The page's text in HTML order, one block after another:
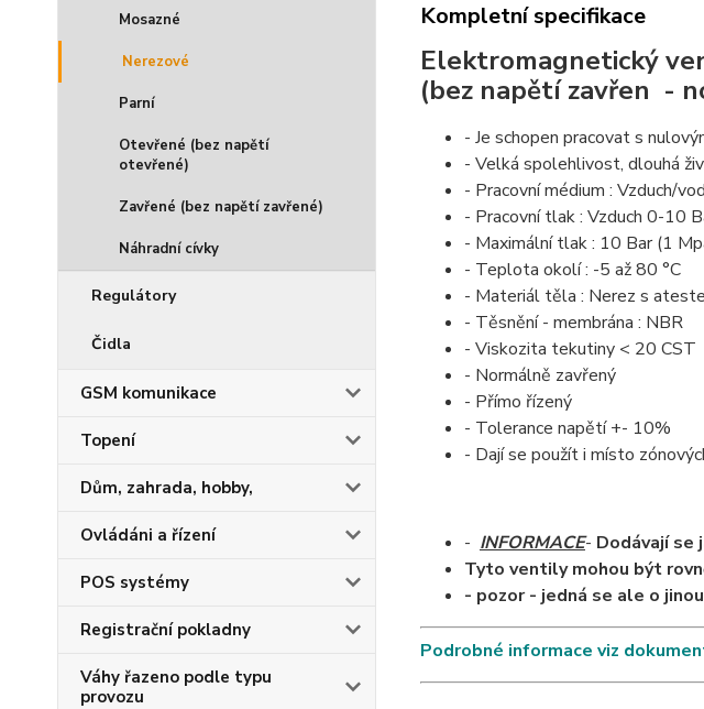
Mosazné
Nerezové
Parní
Otevřené (bez napětí
otevřené)
Zavřené (bez napětí zavřené)
Náhradní cívky
Regulátory
Čidla
GSM komunikace
Topení
Dům, zahrada, hobby,
Ovládáni a řízení
POS systémy
Registrační pokladny
Váhy řazeno podle typu
provozu
Kompletní specifikace
Elektromagnetický
(bez napětí zavřen -
- Je schopen pracovat s
- Velká spolehlivost, dlouhá
- Pracovní médium : Vzduch/
- Pracovní tlak : Vzduch 0-10
- Maximální tlak : 10 Bar (1
- Teplota okolí : -5 až 80 °C
- Materiál těla : Nerez s
- Těsnění - membrána : NBR
- Viskozita tekutiny < 20 CST
- Normálně zavřený
- Přímo řízený
- Tolerance napětí +- 10%
- Dají se použít i místo
- INFORMACE- Dodávají se
Tyto ventily mohou být
- pozor - jedná se ale o
Podrobné informace viz